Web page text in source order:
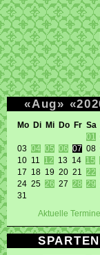
«Aug» «
Mo Di Mi Do Fr Sa
01
03 04 05 06 07 08
10 11 12 13 14 15
17 18 19 20 21 22
24 25 26 27 28 29
31
Aktuelle Termine
SPARTEN